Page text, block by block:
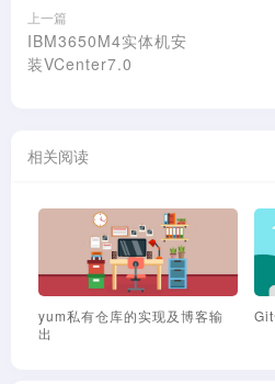
上一篇
IBM3650M4实体机安
装VCenter7.0
相关阅读
yum私有仓库的实现及博客输
出